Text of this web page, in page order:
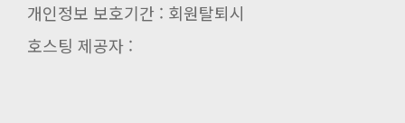
개인정보 보호기간 : 회원탈퇴시
호스팅 제공자 :